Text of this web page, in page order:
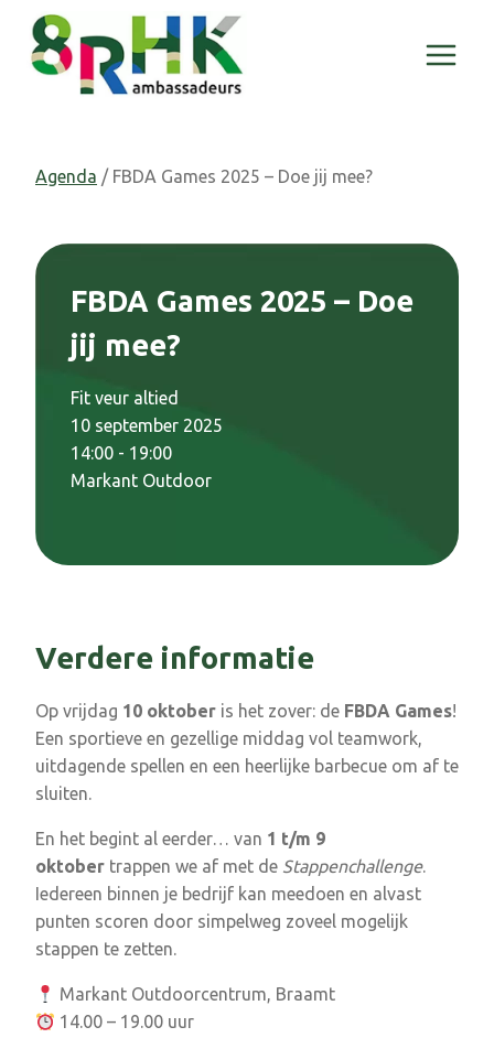
Doorgaan
naar
inhoud
Agenda / FBDA Games 2025 – Doe jij mee?
FBDA Games 2025 – Doe
jij mee?
Fit veur altied
10 september 2025
14:00 - 19:00
Markant Outdoor
Verdere informatie
Op vrijdag 10 oktober is het zover: de FBDA Games!
Een sportieve en gezellige middag vol teamwork,
uitdagende spellen en een heerlijke barbecue om af te
sluiten.
En het begint al eerder… van 1 t/m 9
oktober trappen we af met de Stappenchallenge.
Iedereen binnen je bedrijf kan meedoen en alvast
punten scoren door simpelweg zoveel mogelijk
stappen te zetten.
Markant Outdoorcentrum, Braamt
14.00 – 19.00 uur